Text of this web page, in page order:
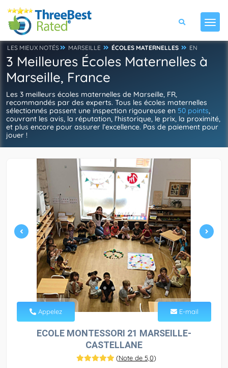
LES MIEUX NOTÉS MARSEILLE ÉCOLES MATERNELLES EN
3 Meilleures Écoles Maternelles à
Marseille, France
Les 3 meilleurs écoles maternelles de Marseille, FR,
recommandés par des experts. Tous les écoles maternelles
sélectionnés passent une inspection rigoureuse en 50 points,
couvrant les avis, la réputation, l'historique, le prix, la proximité,
et plus encore pour assurer l’excellence. Pas de paiement pour
jouer !
Appelez E-mail
ECOLE MONTESSORI 21 MARSEILLE-
CASTELLANE
(Note de 5,0)